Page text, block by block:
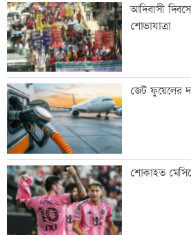
আদিবাসী দিবসে
শোভাযাত্রা
জেট ফুয়েলের
শোকাহত